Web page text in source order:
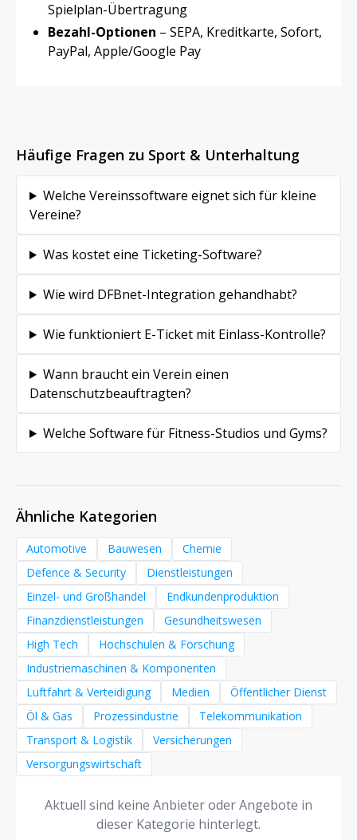
Spielplan-Übertragung
Bezahl-Optionen – SEPA, Kreditkarte, Sofort,
PayPal, Apple/Google Pay
Häufige Fragen zu Sport & Unterhaltung
Welche Vereinssoftware eignet sich für kleine
Vereine?
Was kostet eine Ticketing-Software?
Wie wird DFBnet-Integration gehandhabt?
Wie funktioniert E-Ticket mit Einlass-Kontrolle?
Wann braucht ein Verein einen
Datenschutzbeauftragten?
Welche Software für Fitness-Studios und Gyms?
Ähnliche Kategorien
Automotive Bauwesen
Chemie
Defence & Security
Dienstleistungen
Einzel- und Großhandel
Endkundenproduktion
Finanzdienstleistungen
Gesundheitswesen
High Tech
Hochschulen & Forschung
Industriemaschinen & Komponenten
Luftfahrt & Verteidigung
Medien
Öffentlicher Dienst
Öl & Gas
Prozessindustrie
Telekommunikation
Transport & Logistik
Versicherungen
Versorgungswirtschaft
Aktuell sind keine Anbieter oder Angebote in
dieser Kategorie hinterlegt.